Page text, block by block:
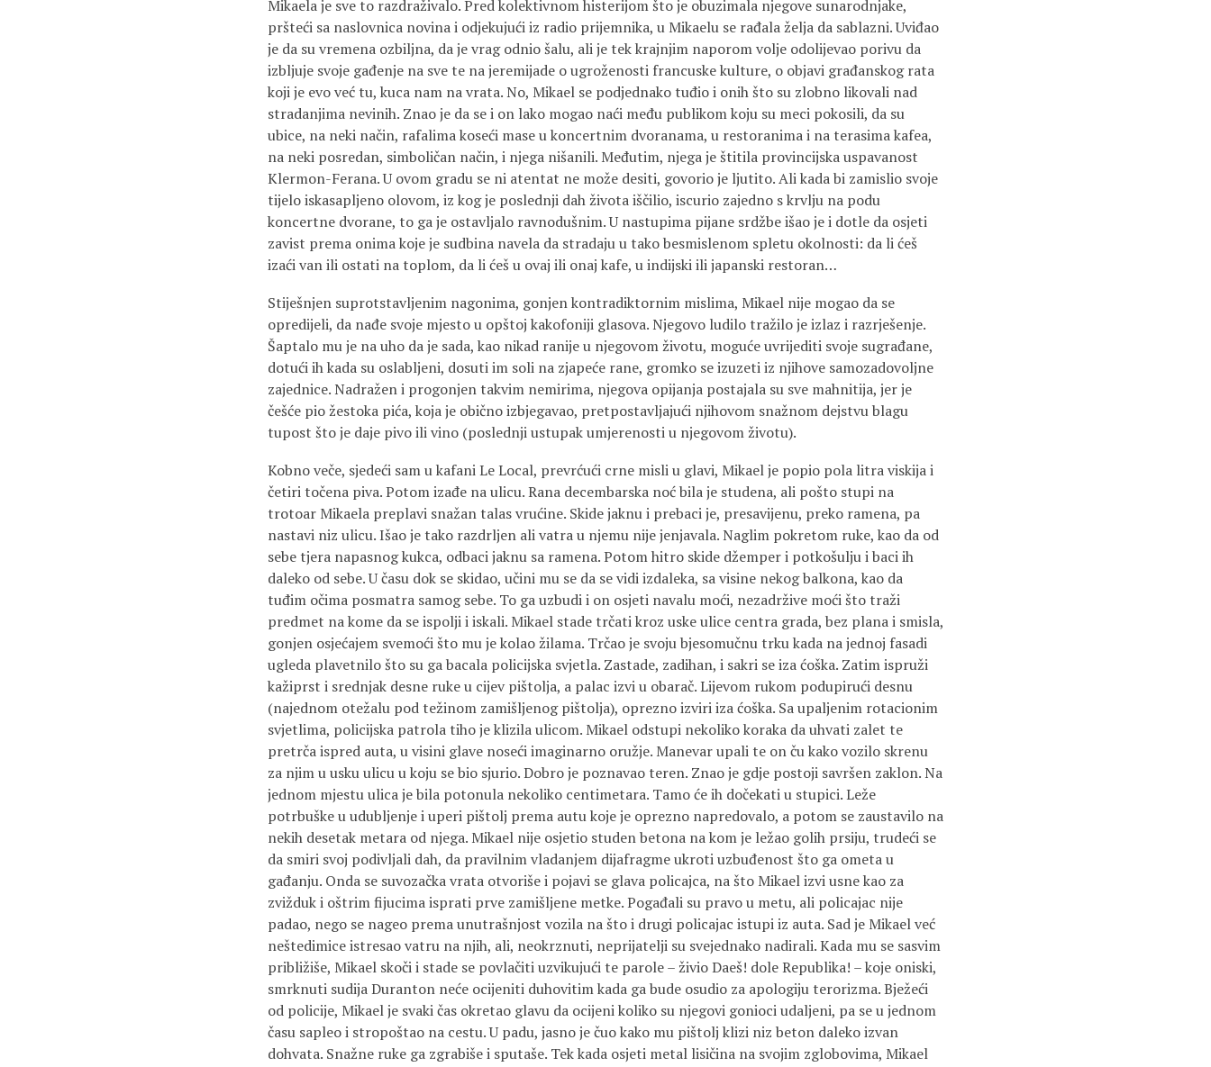
Mikaela je sve to razdraživalo. Pred kolektivnom histerijom što je obuzimala njegove sunarodnjake,
pršteći sa naslovnica novina i odjekujući iz radio prijemnika, u Mikaelu se rađala želja da sablazni. Uviđao
je da su vremena ozbiljna, da je vrag odnio šalu, ali je tek krajnjim naporom volje odolijevao porivu da
izbljuje svoje gađenje na sve te na jeremijade o ugroženosti francuske kulture, o objavi građanskog rata
koji je evo već tu, kuca nam na vrata. No, Mikael se podjednako tuđio i onih što su zlobno likovali nad
stradanjima nevinih. Znao je da se i on lako mogao naći među publikom koju su meci pokosili, da su
ubice, na neki način, rafalima koseći mase u koncertnim dvoranama, u restoranima i na terasima kafea,
na neki posredan, simboličan način, i njega nišanili. Međutim, njega je štitila provincijska uspavanost
Klermon-Ferana. U ovom gradu se ni atentat ne može desiti, govorio je ljutito. Ali kada bi zamislio svoje
tijelo iskasapljeno olovom, iz kog je poslednji dah života iščilio, iscurio zajedno s krvlju na podu
koncertne dvorane, to ga je ostavljalo ravnodušnim. U nastupima pijane srdžbe išao je i dotle da osjeti
zavist prema onima koje je sudbina navela da stradaju u tako besmislenom spletu okolnosti: da li ćeš
izaći van ili ostati na toplom, da li ćeš u ovaj ili onaj kafe, u indijski ili japanski restoran…
Stiješnjen suprotstavljenim nagonima, gonjen kontradiktornim mislima, Mikael nije mogao da se
opredijeli, da nađe svoje mjesto u opštoj kakofoniji glasova. Njegovo ludilo tražilo je izlaz i razrješenje.
Šaptalo mu je na uho da je sada, kao nikad ranije u njegovom životu, moguće uvrijediti svoje sugrađane,
dotući ih kada su oslabljeni, dosuti im soli na zjapeće rane, gromko se izuzeti iz njihove samozadovoljne
zajednice. Nadražen i progonjen takvim nemirima, njegova opijanja postajala su sve mahnitija, jer je
češće pio žestoka pića, koja je obično izbjegavao, pretpostavljajući njihovom snažnom dejstvu blagu
tupost što je daje pivo ili vino (poslednji ustupak umjerenosti u njegovom životu).
Kobno veče, sjedeći sam u kafani Le Local, prevrćući crne misli u glavi, Mikael je popio pola litra viskija i
četiri točena piva. Potom izađe na ulicu. Rana decembarska noć bila je studena, ali pošto stupi na
trotoar Mikaela preplavi snažan talas vrućine. Skide jaknu i prebaci je, presavijenu, preko ramena, pa
nastavi niz ulicu. Išao je tako razdrljen ali vatra u njemu nije jenjavala. Naglim pokretom ruke, kao da od
sebe tjera napasnog kukca, odbaci jaknu sa ramena. Potom hitro skide džemper i potkošulju i baci ih
daleko od sebe. U času dok se skidao, učini mu se da se vidi izdaleka, sa visine nekog balkona, kao da
tuđim očima posmatra samog sebe. To ga uzbudi i on osjeti navalu moći, nezadržive moći što traži
predmet na kome da se ispolji i iskali. Mikael stade trčati kroz uske ulice centra grada, bez plana i smisla,
gonjen osjećajem svemoći što mu je kolao žilama. Trčao je svoju bjesomučnu trku kada na jednoj fasadi
ugleda plavetnilo što su ga bacala policijska svjetla. Zastade, zadihan, i sakri se iza ćoška. Zatim ispruži
kažiprst i srednjak desne ruke u cijev pištolja, a palac izvi u obarač. Lijevom rukom podupirući desnu
(najednom otežalu pod težinom zamišljenog pištolja), oprezno izviri iza ćoška. Sa upaljenim rotacionim
svjetlima, policijska patrola tiho je klizila ulicom. Mikael odstupi nekoliko koraka da uhvati zalet te
pretrča ispred auta, u visini glave noseći imaginarno oružje. Manevar upali te on ču kako vozilo skrenu
za njim u usku ulicu u koju se bio sjurio. Dobro je poznavao teren. Znao je gdje postoji savršen zaklon. Na
jednom mjestu ulica je bila potonula nekoliko centimetara. Tamo će ih dočekati u stupici. Leže
potrbuške u udubljenje i uperi pištolj prema autu koje je oprezno napredovalo, a potom se zaustavilo na
nekih desetak metara od njega. Mikael nije osjetio studen betona na kom je ležao golih prsiju, trudeći se
da smiri svoj podivljali dah, da pravilnim vladanjem dijafragme ukroti uzbuđenost što ga ometa u
gađanju. Onda se suvozačka vrata otvoriše i pojavi se glava policajca, na što Mikael izvi usne kao za
zvižduk i oštrim fijucima isprati prve zamišljene metke. Pogađali su pravo u metu, ali policajac nije
padao, nego se nageo prema unutrašnjost vozila na što i drugi policajac istupi iz auta. Sad je Mikael već
neštedimice istresao vatru na njih, ali, neokrznuti, neprijatelji su svejednako nadirali. Kada mu se sasvim
približiše, Mikael skoči i stade se povlačiti uzvikujući te parole – živio Daeš! dole Republika! – koje oniski,
smrknuti sudija Duranton neće ocijeniti duhovitim kada ga bude osudio za apologiju terorizma. Bježeći
od policije, Mikael je svaki čas okretao glavu da ocijeni koliko su njegovi gonioci udaljeni, pa se u jednom
času sapleo i stropoštao na cestu. U padu, jasno je čuo kako mu pištolj klizi niz beton daleko izvan
dohvata. Snažne ruke ga zgrabiše i sputaše. Tek kada osjeti metal lisičina na svojim zglobovima, Mikael